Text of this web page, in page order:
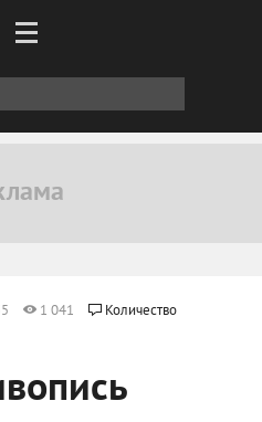
1 041
Количество